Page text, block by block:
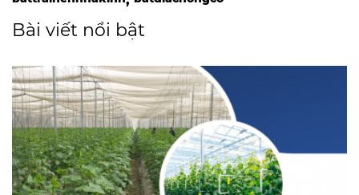
Bài viết nổi bật